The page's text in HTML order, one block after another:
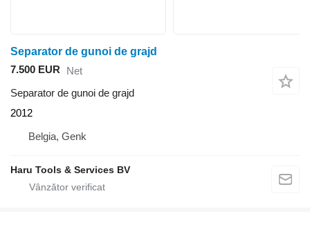
Separator de gunoi de grajd
7.500 EUR
Net
Separator de gunoi de grajd
2012
Belgia, Genk
Haru Tools & Services BV